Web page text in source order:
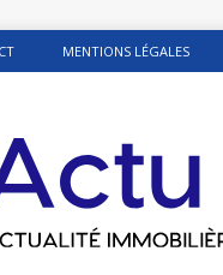
MENTIONS LÉGALES